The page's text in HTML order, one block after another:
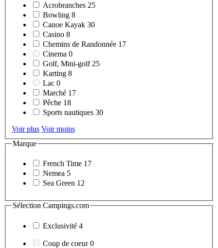
Acrobranches 25
Bowling 8
Canoe Kayak 30
Casino 8
Chemins de Randonnée 17
Cinema 0
Golf, Mini-golf 25
Karting 8
Lac 0
Marché 17
Pêche 18
Sports nautiques 30
Voir plus Voir moins
Marque
French Time 17
Nemea 5
Sea Green 12
Sélection Campings.com
Exclusivité 4
Coup de coeur0